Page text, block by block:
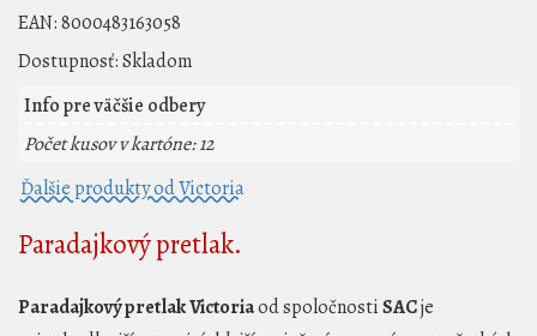
EAN:8000483163058
Dostupnosť:Skladom
Info pre väčšie odbery
Počet kusov v kartóne: 12
Ďalšie produkty od Victoria
Paradajkový pretlak.
Paradajkový pretlak Victoriaod spoločnostiSACje